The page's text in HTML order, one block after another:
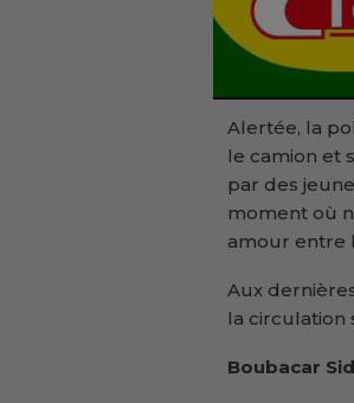
Alertée, la
le camion et
par des
moment où
amour entre
Aux
la circulation
Boubacar